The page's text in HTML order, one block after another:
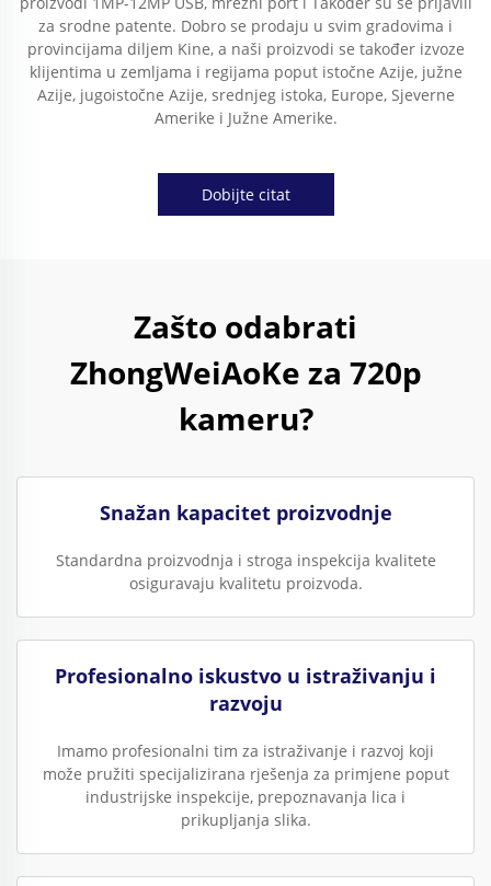
za srodne patente. Dobro se prodaju u svim gradovima i
provincijama diljem Kine, a naši proizvodi se također izvoze
klijentima u zemljama i regijama poput istočne Azije, južne
Azije, jugoistočne Azije, srednjeg istoka, Europe, Sjeverne
Amerike i Južne Amerike.
Dobijte citat
Zašto odabrati
ZhongWeiAoKe za 720p
kameru?
Snažan kapacitet proizvodnje
Standardna proizvodnja i stroga inspekcija kvalitete
osiguravaju kvalitetu proizvoda.
Profesionalno iskustvo u istraživanju i
razvoju
Imamo profesionalni tim za istraživanje i razvoj koji
može pružiti specijalizirana rješenja za primjene poput
industrijske inspekcije, prepoznavanja lica i
prikupljanja slika.